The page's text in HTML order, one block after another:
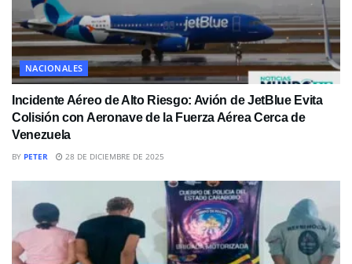
NACIONALES
Incidente Aéreo de Alto Riesgo: Avión de JetBlue Evita
Colisión con Aeronave de la Fuerza Aérea Cerca de
Venezuela
BY PETER 28 DE DICIEMBRE DE 2025